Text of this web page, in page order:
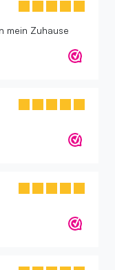
mein Zuhause